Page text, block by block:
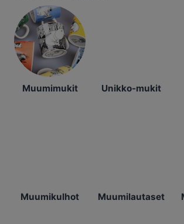
Muumimukit Unikko-mukit
Muumikulhot Muumilautaset